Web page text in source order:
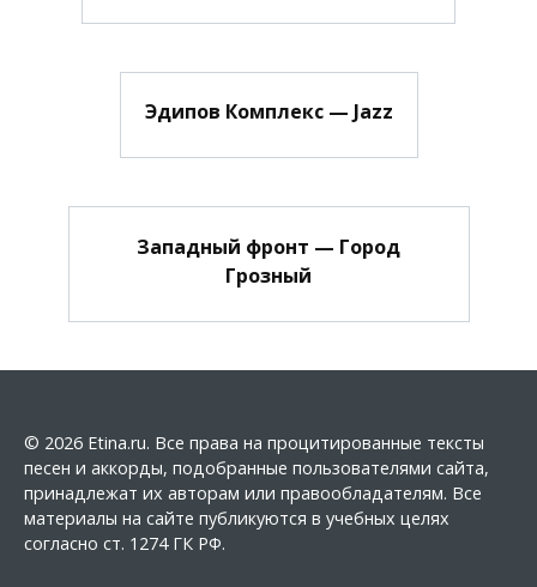
Эдипов Комплекс — Jazz
Западный фронт — Город
Грозный
© 2026 Etina.ru. Все права на процитированные тексты
песен и аккорды, подобранные пользователями сайта,
принадлежат их авторам или правообладателям. Все
материалы на сайте публикуются в учебных целях
согласно ст. 1274 ГК РФ.